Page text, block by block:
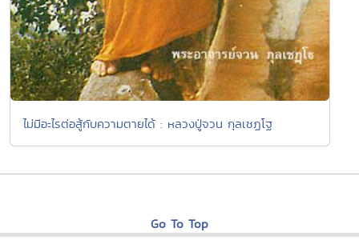
ไม่มีอะไรต่อสู้กับความตายได้ : หลวงปู่จวน กุลเชฏโฐ
Go To Top